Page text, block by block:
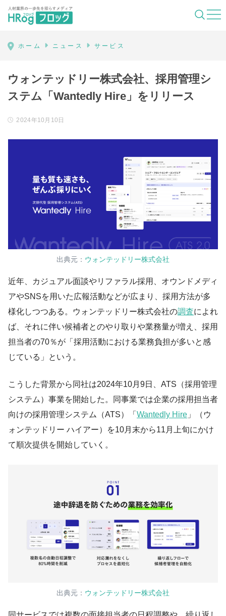
HRog | 人材業界の一歩先を照らすメディ
ホーム ニュース サービス
ウォンテッドリー株式会社、採用管理シ
ステム「Wantedly Hire」をリリース
2024年10月10日
出典元： ウォンテッドリー株式会社
近年、カジュアル面談やリファラル採用、オウンドメディ
アやSNSを用いた広報活動などが広まり、採用方法が多
様化しつつある。ウォンテッドリー株式会社の調査によれ
ば、それに伴い候補者とのやり取りや業務量が増え、採用
担当者の70％が「採用活動における業務負担が多いと感
じている」という。
こうした背景から同社は2024年10月9日、ATS（採用管理
システム）事業を開始した。同事業では企業の採用担当者
向けの採用管理システム（ATS）「 Wantedly Hire 」（ウ
ォンテッドリー ハイアー）を10月末から11月上旬にかけ
て順次提供を開始していく。
出典元： ウォンテッドリー株式会社